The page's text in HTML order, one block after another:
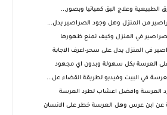
الطبيعية وعلاج البق كميائيا وبصور...
من المنزل وهل وجود الصراصير يدل...
في المنزل وكيف تمنع ظهورها
في المنزل يدل على سحر-اعرف الاجابة
العرسة بكل سهولة وبدون اي مجهود
في البيت وفيديو لطريقة القضاء عل...
العرسة وافضل اعشاب لطرد العرسة
عن ابن عرس وهل العرسة خطر على الانسان